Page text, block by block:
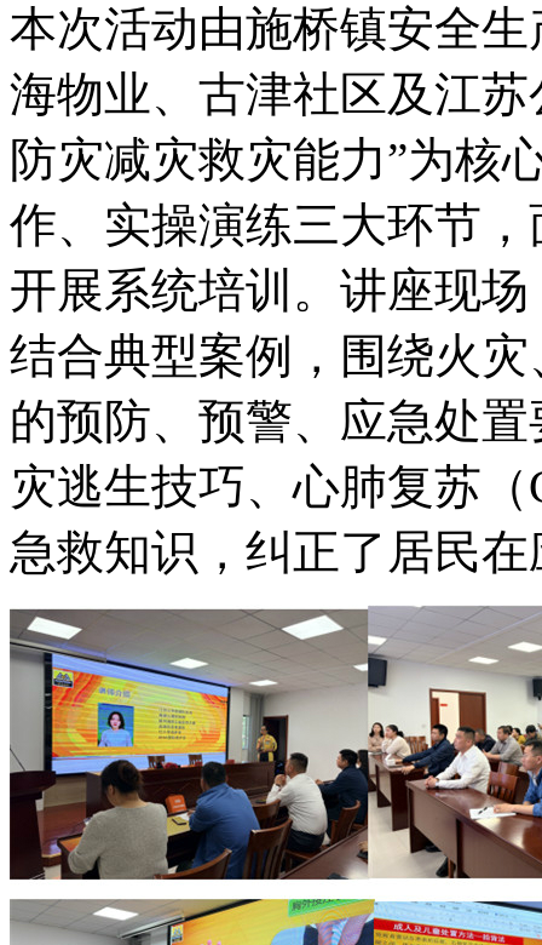
本次活动由施桥镇安全
海物业、古津社区及江
防灾减灾救灾能力”为核
作、实操演练三大环节
开展系统培训。讲座现
结合典型案例，围绕火
的预防、预警、应急处
灾逃生技巧、心肺复苏
急救知识，纠正了居民